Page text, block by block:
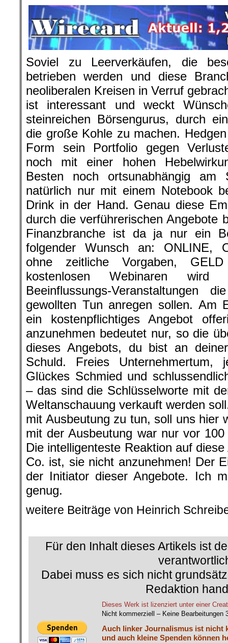
Soviel zu Leerverkäufen, die
betrieben werden und diese
neoliberalen Kreisen in Verruf
ist interessant und weckt
steinreichen Börsengurus, durch
die große Kohle zu machen.
Form sein Portfolio gegen
noch mit einer hohen
Besten noch ortsunabhängig
natürlich nur mit einem Notebook
Drink in der Hand. Genau diese
durch die verführerischen Angebote
Finanzbranche ist da ja nur ein
folgender Wunsch an: ONLINE,
ohne zeitliche Vorgaben,
kostenlosen Webinaren
Beeinflussungs-Veranstaltungen
gewollten Tun anregen sollen. Am
ein kostenpflichtiges Angebot
anzunehmen bedeutet nur, so die
dieses Angebots, du bist an
Schuld. Freies Unternehmertum,
Glückes Schmied und
– das sind die Schlüsselworte mit
Weltanschauung verkauft werden
mit Ausbeutung zu tun, soll uns hier
mit der Ausbeutung war nur vor
Die intelligenteste Reaktion auf
Co. ist, sie nicht anzunehmen! Der
der Initiator dieser Angebote. Ich
genug.
weitere Beiträge von Heinrich
Für den Inhalt dieses Artikels ist
Dabei muss es sich nicht
Redaktion
Dieses Werk ist lizenziert unter einer
Nicht kommerziell – Keine Bearbeitungen
Auch linker Journalismus ist nicht
und auch kleine Spenden können